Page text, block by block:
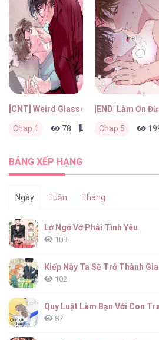
[CNT] Weird Glasses
Chap 1 78 1 tháng trước
|END| Làm Ơn
Chap 5
BẢNG XẾP HẠNG
Ngày Tuần Tháng
Lớ Ngớ Vớ Phải Tình Yêu
109
Kiếp Này Ta Sẽ Trở Thành
102
Quy Luật Làm Bạn Với Con
87